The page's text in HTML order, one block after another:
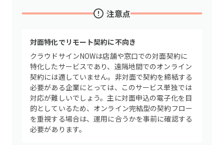
注意点
対面特化でリモート契約に不向き
クラウドサインNOWは店舗や窓口での対面契約に
特化したサービスであり、遠隔地間でのオンライン
契約には適していません。非対面で契約を締結する
必要がある企業にとっては、このサービス単独では
対応が難しいでしょう。主に対面申込の電子化を目
的としているため、オンライン完結型の契約フロー
を重視する場合は、運用に合うかを事前に確認する
必要があります。